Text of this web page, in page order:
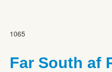
1065
Far South af